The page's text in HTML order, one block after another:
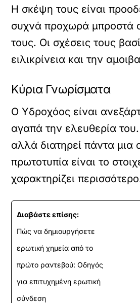
Η σκέψη τους είναι
συχνά προχωρά μπροστά
τους. Οι σχέσεις τους
ειλικρίνεια και την
Κύρια Γνωρίσματα
Ο Υδροχόος είναι
αγαπά την ελευθερία του.
αλλά διατηρεί πάντα μια
πρωτοτυπία είναι το
χαρακτηρίζει
Διαβάστε επίσης:
Πώς να δημιουργήσετε
ερωτική χημεία από το
πρώτο ραντεβού: Οδηγός
για επιτυχημένη ερωτική
σύνδεση